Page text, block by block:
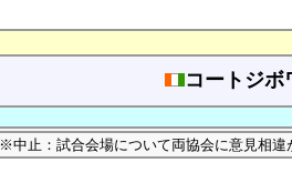
コートジボ
※中止：試合会場について両協会に意見相違